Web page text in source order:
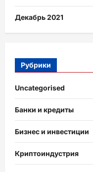
Декабрь 2021
Рубрики
Uncategorised
Банки и кредиты
Бизнес и инвестиции
Криптоиндустрия